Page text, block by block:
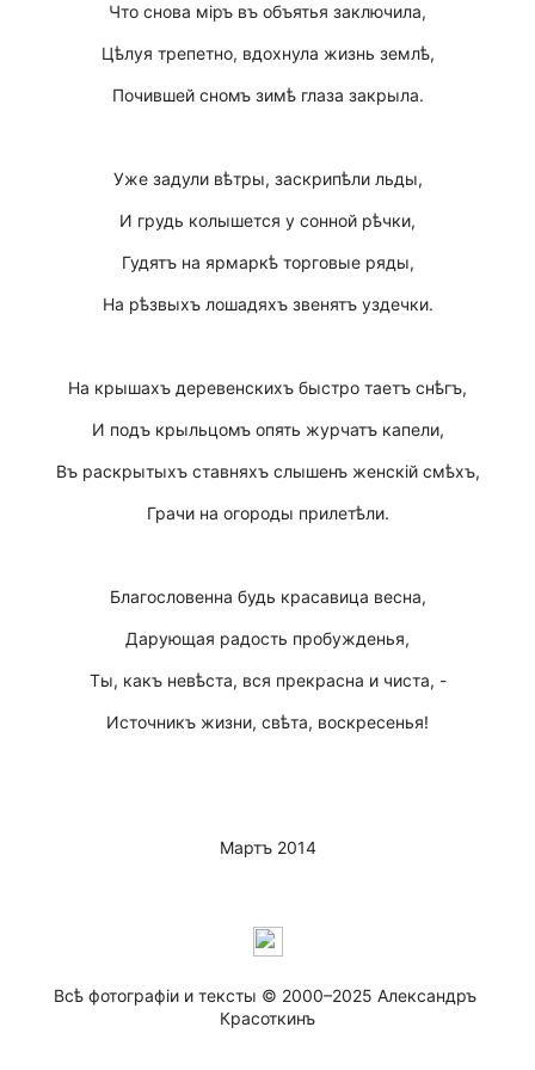
Что снова мiръ въ объятья заключила,
Цѣлуя трепетно, вдохнула жизнь землѣ,
Почившей сномъ зимѣ глаза закрыла.
Уже задули вѣтры, заскрипѣли льды,
И грудь колышется у сонной рѣчки,
Гудятъ на ярмаркѣ торговые ряды,
На рѣзвыхъ лошадяхъ звенятъ уздечки.
На крышахъ деревенскихъ быстро таетъ снѣгъ,
И подъ крыльцомъ опять журчатъ капели,
Въ раскрытыхъ ставняхъ слышенъ женскiй смѣхъ,
Грачи на огороды прилетѣли.
Благословенна будь красавица весна,
Дарующая радость пробужденья,
Ты, какъ невѣста, вся прекрасна и чиста, -
Источникъ жизни, свѣта, воскресенья!
Мартъ 2014
Всѣ фотографiи и тексты © 2000–2025 Александръ
Красоткинъ